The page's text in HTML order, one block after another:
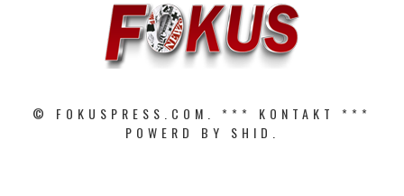
© FOKUSPRESS.COM. *** KONTAKT
***
POWERD BY SHID.